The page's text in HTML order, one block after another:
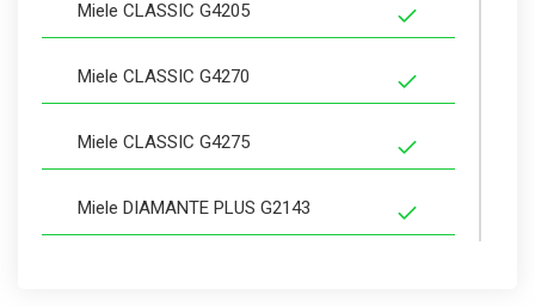
Miele CLASSIC G4205
Miele CLASSIC G4270
Miele CLASSIC G4275
Miele DIAMANTE PLUS G2143